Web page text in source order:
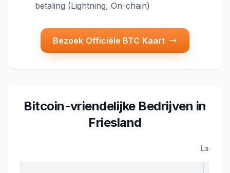
betaling (Lightning, On-chain)
Bezoek Officiële BTC Kaart
Bitcoin-vriendelijke Bedrijven in
Friesland
Laatst